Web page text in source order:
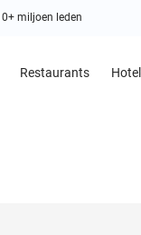
miljoen leden
Restaurants